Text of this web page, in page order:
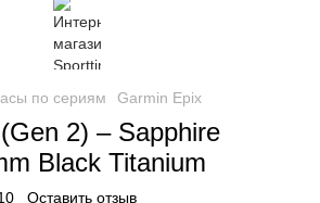
по сериям Garmin Epix
2) – Sapphire
Black Titanium
Оставить отзыв